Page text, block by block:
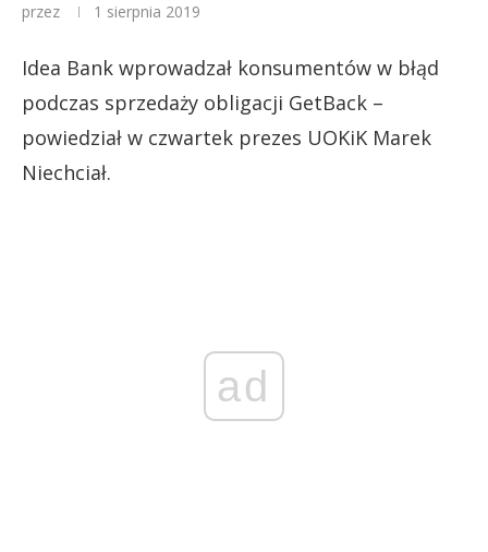
przez 1 sierpnia 2019
Idea Bank wprowadzał konsumentów w błąd
podczas sprzedaży obligacji GetBack –
powiedział w czwartek prezes UOKiK Marek
Niechciał.
ad